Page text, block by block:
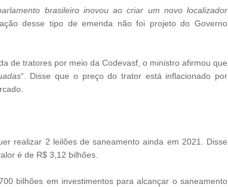
brasileiro inovou ao criar um novo localizador
desse tipo de emenda não foi projeto do Governo
de tratores por meio da Codevasf, o ministro afirmou que
“. Disse que o preço do trator está inflacionado por
realizar 2 leilões de saneamento ainda em 2021. Disse
é de R$ 3,12 bilhões.
bilhões em investimentos para alcançar o saneamento